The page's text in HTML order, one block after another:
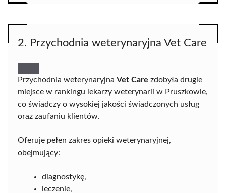
2. Przychodnia weterynaryjna Vet Care
Przychodnia weterynaryjna Vet Care zdobyła drugie
miejsce w rankingu lekarzy weterynarii w Pruszkowie,
co świadczy o wysokiej jakości świadczonych usług
oraz zaufaniu klientów.
Oferuje pełen zakres opieki weterynaryjnej,
obejmujący:
diagnostykę,
leczenie,